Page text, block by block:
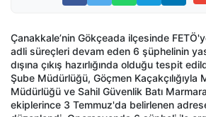
Çanakkale’nin Gökçeada ilçesinde
adli süreçleri devam eden 6 şüphelinin
dışına çıkış hazırlığında olduğu tespit
Şube Müdürlüğü, Göçmen Kaçakçılığıyla
Müdürlüğü ve Sahil Güvenlik Batı
ekiplerince 3 Temmuz'da belirlenen